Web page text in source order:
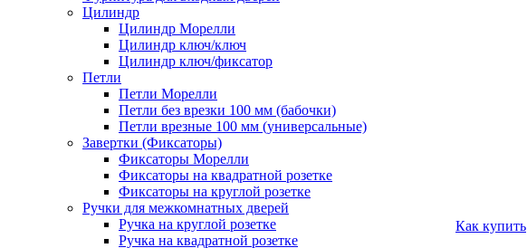
Цилиндр
Цилиндр Морелли
Цилиндр ключ/ключ
Цилиндр ключ/фиксатор
Петли
Петли Морелли
Петли без врезки 100 мм (бабочки)
Петли врезные 100 мм (универсальные)
Завертки (Фиксаторы)
Фиксаторы Морелли
Фиксаторы на квадратной розетке
Фиксаторы на круглой розетке
Ручки для межкомнатных дверей
Ручка на круглой розетке
Ручка на квадратной розетке
Как купить